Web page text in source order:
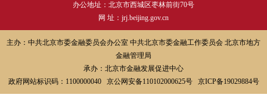
办公地址：北京市西城区枣林前街70号
网 址：jrj.beijing.gov.cn
主办：中共北京市委金融委员会办公室 中共北京市委金融工作委员会 北京市地方
金融管理局
承办：北京市金融发展促进中心
政府网站标识码：1100000040 京公网安备110102000625号 京ICP备19029884号